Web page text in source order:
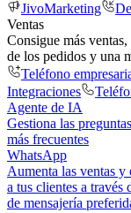
JivoMarketing
Ventas
Consigue más
de los pedidos y una
Teléfono
Integraciones
Agente de IA
Gestiona las preguntas
más frecuentes
WhatsApp
Aumenta las ventas y
a tus clientes a través
de mensajería